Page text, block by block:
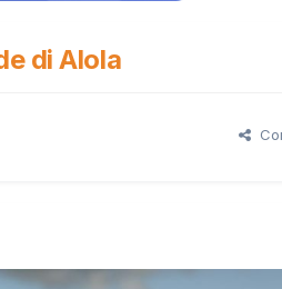
di Alola